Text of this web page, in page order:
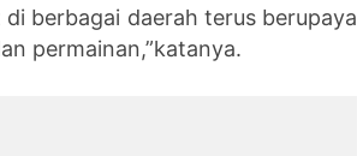
berbagai daerah terus berupaya
permainan,”katanya.